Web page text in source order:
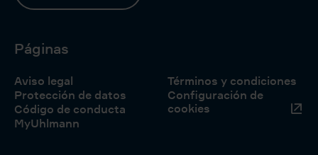
Páginas
Aviso legal
Protección de datos
Código de conducta
MyUhlmann
Términos y condiciones
Configuración de
cookies